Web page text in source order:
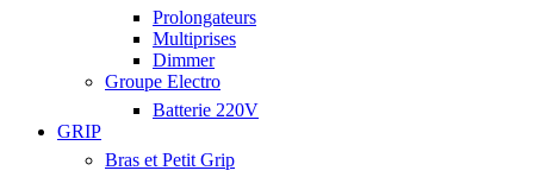
Prolongateurs
Multiprises
Dimmer
Groupe Electro
Batterie 220V
GRIP
Bras et Petit Grip